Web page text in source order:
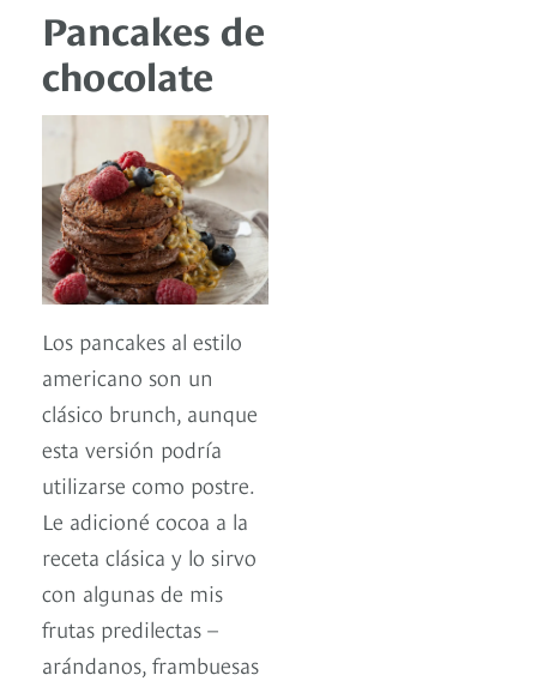
Pancakes de
chocolate
Los pancakes al estilo
americano son un
clásico brunch, aunque
esta versión podría
utilizarse como postre.
Le adicioné cocoa a la
receta clásica y lo sirvo
con algunas de mis
frutas predilectas –
arándanos, frambuesas